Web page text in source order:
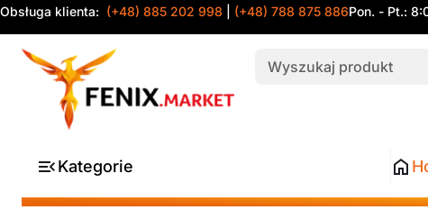
Obsługa klienta: (+48) 885 202 998 (+48) 788 875 886Pon. - Pt.:
Kategorie